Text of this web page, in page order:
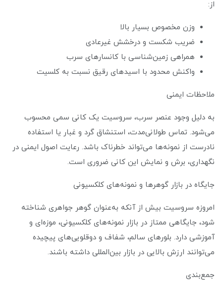
از:
وزن مخصوص بسیار بالا
ضریب شکست و درخشش غیرعادی
همراهی زمین‌شناسی با کانسارهای سرب
واکنش محدود با اسیدهای رقیق نسبت به کلسیت
ملاحظات ایمنی
به دلیل وجود عنصر سرب، سروسیت یک کانی سمی محسوب
می‌شود. تماس طولانی‌مدت، استنشاق گرد و غبار یا استفاده
نادرست از نمونه‌ها می‌تواند خطرناک باشد. رعایت اصول ایمنی در
نگهداری، برش و نمایش این کانی ضروری است.
جایگاه در بازار گوهرها و نمونه‌های کلکسیونی
امروزه سروسیت بیش از آنکه به‌عنوان گوهر جواهری شناخته
شود، جایگاهی ممتاز در بازار نمونه‌های کلکسیونی، موزه‌ای و
آموزشی دارد. بلورهای سالم، شفاف و دوقلویی‌های پیچیده
می‌توانند ارزش بالایی در بازار بین‌المللی داشته باشند.
جمع‌بندی